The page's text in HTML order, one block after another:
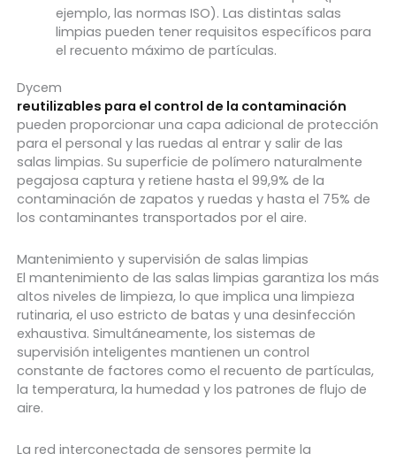
ejemplo, las normas ISO). Las distintas salas
limpias pueden tener requisitos específicos para
el recuento máximo de partículas.
Dycem
reutilizables para el control de la contaminación
pueden proporcionar una capa adicional de protección
para el personal y las ruedas al entrar y salir de las
salas limpias. Su superficie de polímero naturalmente
pegajosa captura y retiene hasta el 99,9% de la
contaminación de zapatos y ruedas y hasta el 75% de
los contaminantes transportados por el aire.
Mantenimiento y supervisión de salas limpias
El mantenimiento de las salas limpias garantiza los más
altos niveles de limpieza, lo que implica una limpieza
rutinaria, el uso estricto de batas y una desinfección
exhaustiva. Simultáneamente, los sistemas de
supervisión inteligentes mantienen un control
constante de factores como el recuento de partículas,
la temperatura, la humedad y los patrones de flujo de
aire.
La red interconectada de sensores permite la